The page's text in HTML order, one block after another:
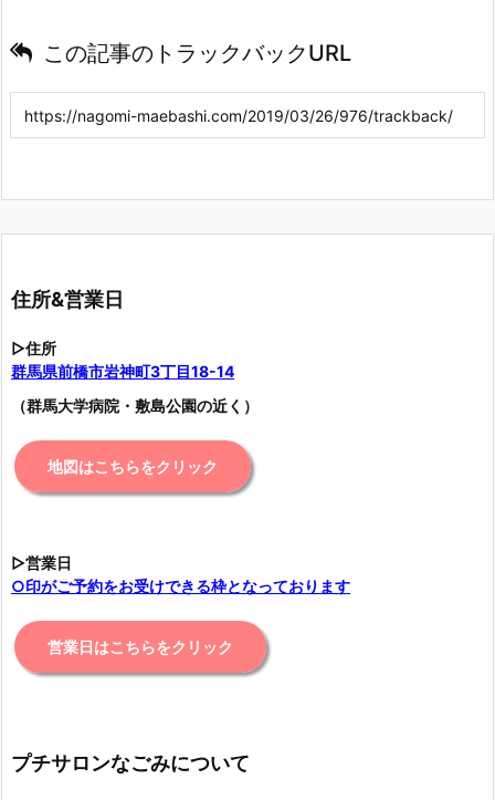
この記事のトラックバックURL
住所&営業日
▷住所
群馬県前橋市岩神町3丁目18-14
（群馬大学病院・敷島公園の近く）
地図はこちらをクリック
▷営業日
○印がご予約をお受けできる枠となっております
営業日はこちらをクリック
プチサロンなごみについて